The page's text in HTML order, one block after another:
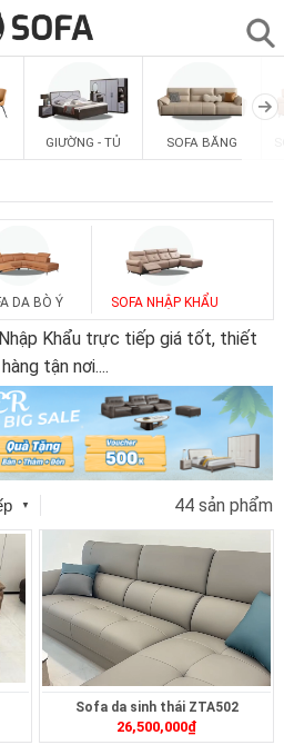
GIƯỜNG - TỦ SOFA BĂNG
DA BÒ Ý SOFA NHẬP KHẨU
Khẩu trực tiếp giá tốt, thiết
tận nơi....
▼ 44 sản phẩm
Sofa da sinh thái ZTA502
26,500,000₫